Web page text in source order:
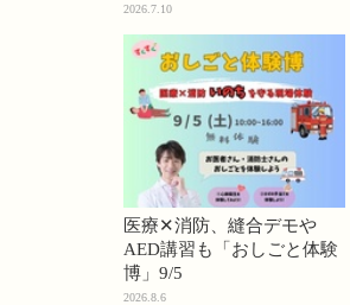
74・桜蔭70＜PR＞
2026.7.10
医療✕消防、縫合デモや
AED講習も「おしごと体験
博」9/5
2026.8.6